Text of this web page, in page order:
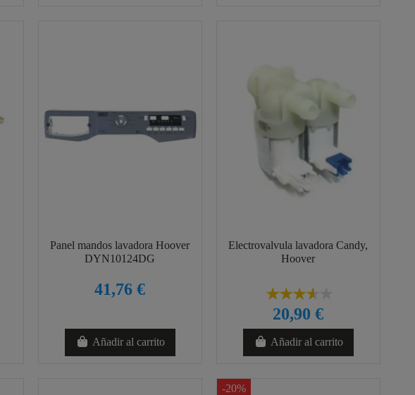
Panel mandos lavadora Hoover
DYN10124DG
41,76 €
Añadir al carrito
Electrovalvula lavadora Candy,
Hoover
20,90 €
Añadir al carrito
-20%